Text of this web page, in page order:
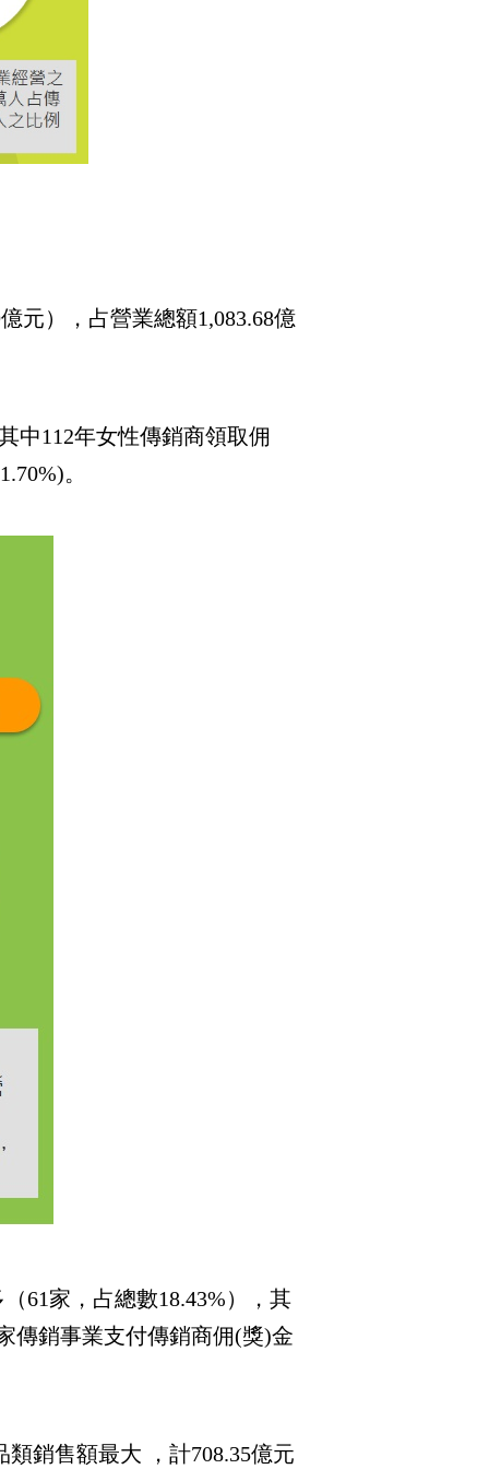
元），占營業總額1,083.68億
中112年女性傳銷商領取佣
。
61家，占總數18.43%），其
傳銷事業支付傳銷商佣(獎)金
銷售額最大 ，計708.35億元